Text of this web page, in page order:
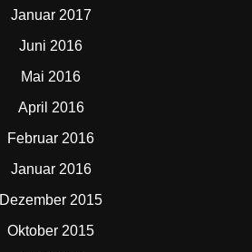
Januar 2017
Juni 2016
Mai 2016
April 2016
Februar 2016
Januar 2016
Dezember 2015
Oktober 2015